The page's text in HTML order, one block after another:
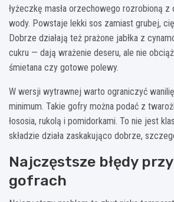
łyżeczkę masła orzechowego rozrobioną z
wody. Powstaje lekki sos zamiast grubej,
Dobrze działają też prażone jabłka z
cukru — dają wrażenie deseru, ale nie
śmietana czy gotowe polewy.
W wersji wytrawnej warto ograniczyć
minimum. Takie gofry można podać z
łososia, rukolą i pomidorkami. To nie jest
składzie działa zaskakująco dobrze,
Najczęstsze błędy
gofrach